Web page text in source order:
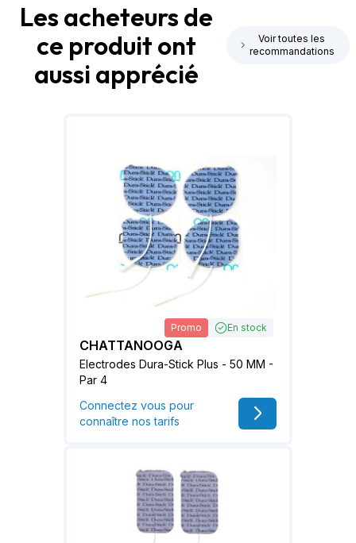
Les acheteurs de
ce produit ont
aussi apprécié
Voir toutes les
recommandations
Promo En stock
CHATTANOOGA
Electrodes Dura-Stick Plus - 50 MM -
Par 4
Connectez vous pour
connaître nos tarifs